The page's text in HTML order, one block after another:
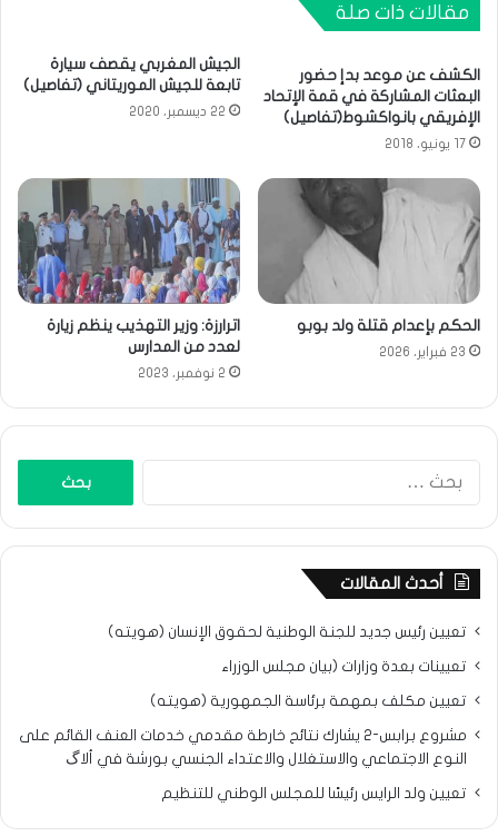
مقالات ذات صلة
الكشف عن موعد بدإ حضور
البعثات المشاركة في قمة الإتحاد
الإفريقي بانواكشوط(تفاصيل)
17 يونيو، 2018
الجيش المغربي يقصف سيارة
تابعة للجيش الموريتاني (تفاصيل)
22 ديسمبر، 2020
الحكم بإعدام قتلة ولد بوبو
23 فبراير، 2026
اترارزة: وزير التهذيب ينظم زيارة
لعدد من المدارس
2 نوفمبر، 2023
أحدث المقالات
تعيين رئيس جديد للجنة الوطنية لحقوق الإنسان (هويته)
تعيينات بعدة وزارات (بيان مجلس الوزراء
تعيين مكلف بمهمة برئاسة الجمهورية (هويته)
مشروع برابس-2 يشارك نتائح خارطة مقدمي خدمات العنف القائم على
النوع الاجتماعي والاستغلال والاعتداء الجنسي بورشة في ألاگ
تعيين ولد الرايس رئيسًا للمجلس الوطني للتنظيم